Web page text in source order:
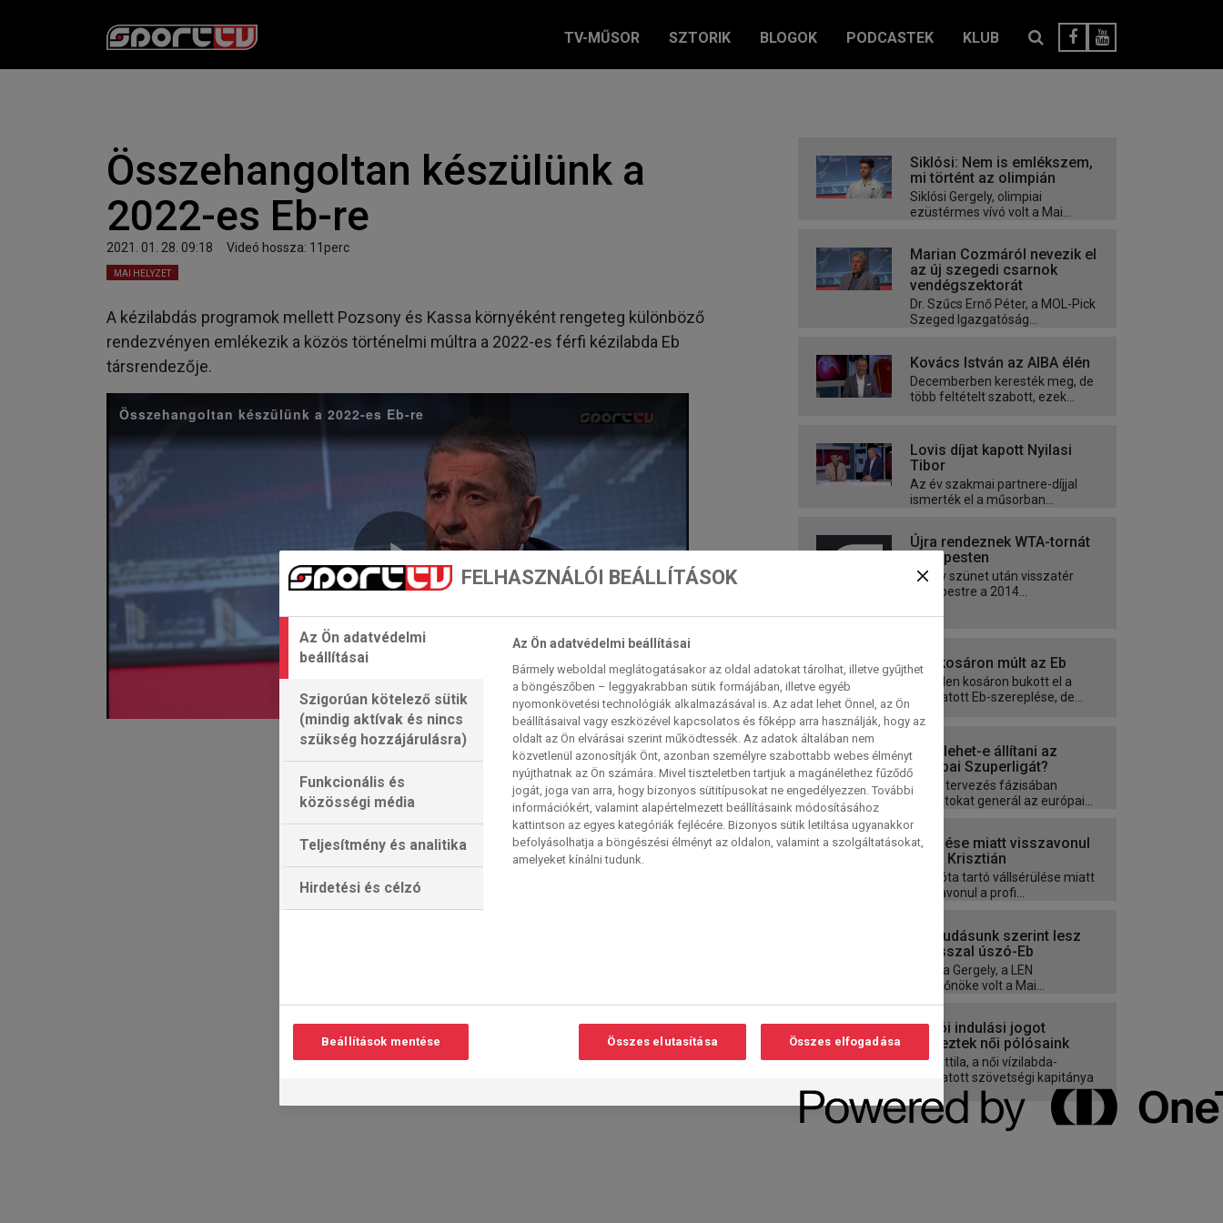
TV-MŰSOR SZTORIK BLOGOK PODCASTEK KLUB
Összehangoltan készülünk a
2022-es Eb-re
2021. 01. 28. 09:18 Videó hossza: 11perc
MAI HELYZET
A kézilabdás programok mellett Pozsony és Kassa környéként rengeteg különböző
rendezvényen emlékezik a közös történelmi múltra a 2022-es férfi kézilabda Eb
társrendezője.
Összehangoltan készülünk a 2022-es Eb-re
Play
Video
Siklósi: Nem is emlékszem,
mi történt az olimpián
Siklósi Gergely, olimpiai
ezüstérmes vívó volt a Mai...
Marian Cozmáról nevezik el
az új szegedi csarnok
vendégszektorát
Dr. Szűcs Ernő Péter, a MOL-Pick
Szeged Igazgatóság...
Kovács István az AIBA élén
Decemberben keresték meg, de
több feltételt szabott, ezek...
Lovis díjat kapott Nyilasi
Tibor
Az év szakmai partnere-díjjal
ismerték el a műsorban...
Újra rendeznek WTA-tornát
Budapesten
Hét év szünet után visszatér
Budapestre a 2014...
Egy kosáron múlt az Eb
Egyetlen kosáron bukott el a
válogatott Eb-szereplése, de...
Meg lehet-e állítani az
európai Szuperligát?
Már a tervezés fázisában
indulatokat generál az európai...
Sérülése miatt visszavonul
Berki Krisztián
Évek óta tartó vállsérülése miatt
visszavonul a profi...
Mai tudásunk szerint lesz
tavasszal úszó-Eb
Csurka Gergely, a LEN
sajtófőnöke volt a Mai...
Tokiói indulási jogot
szereztek női pólósaink
Bíró Attila, a női vízilabda-
válogatott szövetségi kapitánya
FELHASZNÁLÓI BEÁLLÍTÁSOK
Az Ön adatvédelmi
beállításai
Szigorúan kötelező sütik
(mindig aktívak és nincs
szükség hozzájárulásra)
Funkcionális és
közösségi média
Teljesítmény és analitika
Hirdetési és célzó
Az Ön adatvédelmi beállításai
Bármely weboldal meglátogatásakor az oldal adatokat tárolhat, illetve gyűjthet
a böngészőben – leggyakrabban sütik formájában, illetve egyéb
nyomonkövetési technológiák alkalmazásával is. Az adat lehet Önnel, az Ön
beállításaival vagy eszközével kapcsolatos és főképp arra használják, hogy az
oldalt az Ön elvárásai szerint működtessék. Az adatok általában nem
közvetlenül azonosítják Önt, azonban személyre szabottabb webes élményt
nyújthatnak az Ön számára. Mivel tiszteletben tartjuk a magánélethez fűződő
jogát, joga van arra, hogy bizonyos sütitípusokat ne engedélyezzen. További
információkért, valamint alapértelmezett beállításaink módosításához
kattintson az egyes kategóriák fejlécére. Bizonyos sütik letiltása ugyanakkor
befolyásolhatja a böngészési élményt az oldalon, valamint a szolgáltatásokat,
amelyeket kínálni tudunk.
Beállítások mentése Összes elutasítása Összes elfogadása